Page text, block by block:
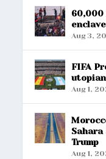
60,000
Aug 3,
FIFA
Aug 1,
Trump
Aug 1,